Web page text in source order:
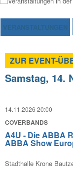
VERANSTALTUNGEN
ZUR EVENT-
Samstag, 14.
14.11.2026 20:00
COVERBANDS
A4U - Die ABBA
ABBA Show
Stadthalle Krone